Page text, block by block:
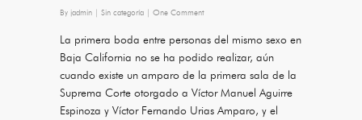
By jadmin | Sin categoría | One Comment
La primera boda entre personas del mismo sexo en
Baja California no se ha podido realizar, aún
cuando existe un amparo de la primera sala de la
Suprema Corte otorgado a Víctor Manuel Aguirre
Espinoza y Víctor Fernando Urias Amparo, y el